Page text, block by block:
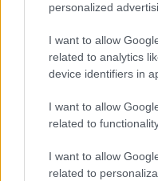
personalized
I want to allow
related to analytics
device identifiers in
I want to allow
related to
I want to allow
related to
Star Trek:
képregények
Dave // urszekerek.hu 2018.